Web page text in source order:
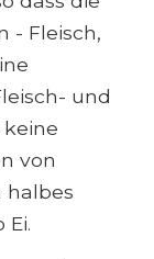
- Fleisch,
und
von
halbes